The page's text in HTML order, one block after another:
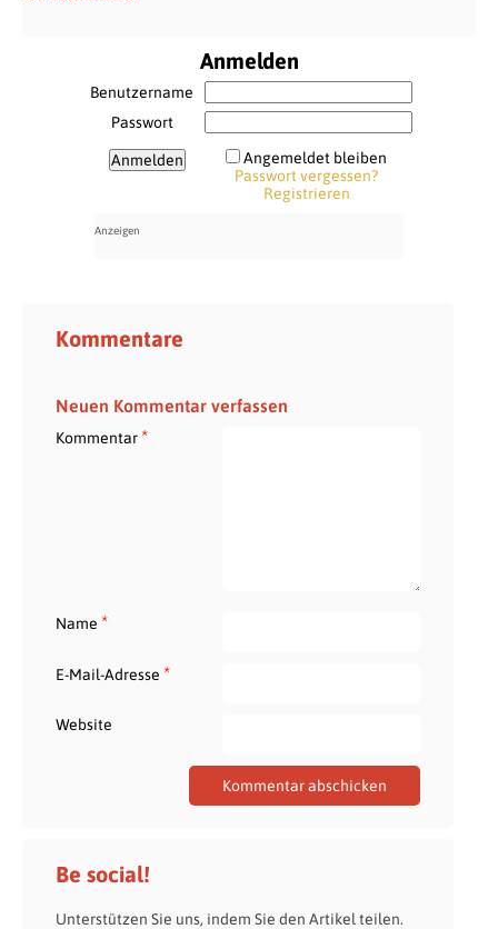
Anmelden
Benutzername
Passwort
Angemeldet bleiben
Passwort vergessen?
Registrieren
Kommentare
Neuen Kommentar verfassen
Kommentar*
Name *
E-Mail-Adresse *
Website
Be social!
Unterstützen Sie uns, indem Sie den Artikel teilen.